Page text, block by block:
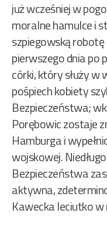
już wcześniej w
moralne hamulce i
szpiegowską
pierwszego dnia po
córki, który służy w
pośpiech kobiety
Bezpieczeństwa;
Porębowic zostaje
Hamburga i
wojskowej.
Bezpieczeństwa
aktywna,
Kawecka leciutko w